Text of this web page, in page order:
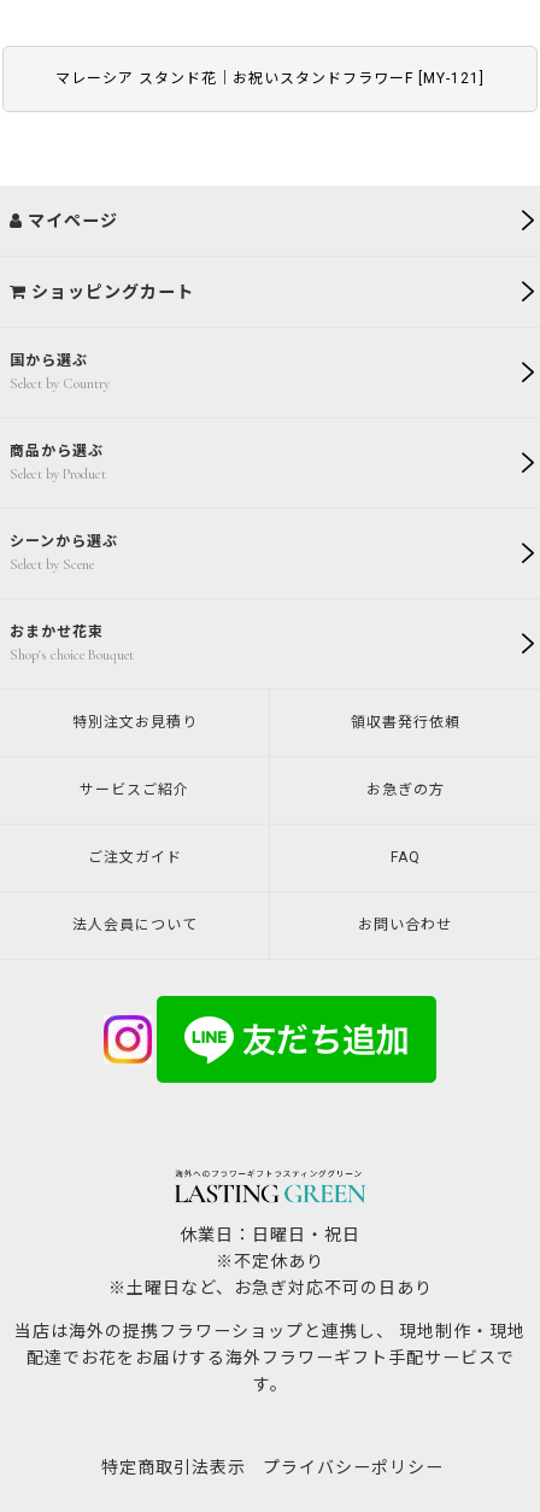
マレーシア スタンド花｜お祝いスタンドフラワーF MY-121
国から選ぶ
Select by Country
商品から選ぶ
Select by Product
シーンから選ぶ
Select by Scene
おまかせ花束
Shop's choice Bouquet
マイページ
ショッピングカート
特別注文 お見積り 領収書発行依頼
サービスご紹介 お急ぎの方
ご注文ガイド FAQ
法人会員について お問い合わせ
休業日：日曜日・祝日
※不定休あり
※土曜日など、お急ぎ対応不可の日あり
当店は海外の提携フラワーショップと連携し、 現地制作・現地
配達でお花をお届けする海外フラワーギフト手配サービスで
す。
特定商取引法表示 プライバシーポリシー